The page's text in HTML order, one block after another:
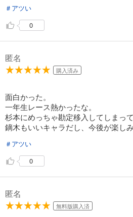
649円 (税込)
あらすじを表示する
弱虫ペダル 50
あらすじを表示する
649円 (税込)
＃アツい
0
匿名
購入済み
面白かった。
一年生レース熱かったな。
杉本にめっちゃ勘定移入してしまっ
鏑木もいいキャラだし、今後が楽しみ
＃アツい
0
匿名
無料版購入済